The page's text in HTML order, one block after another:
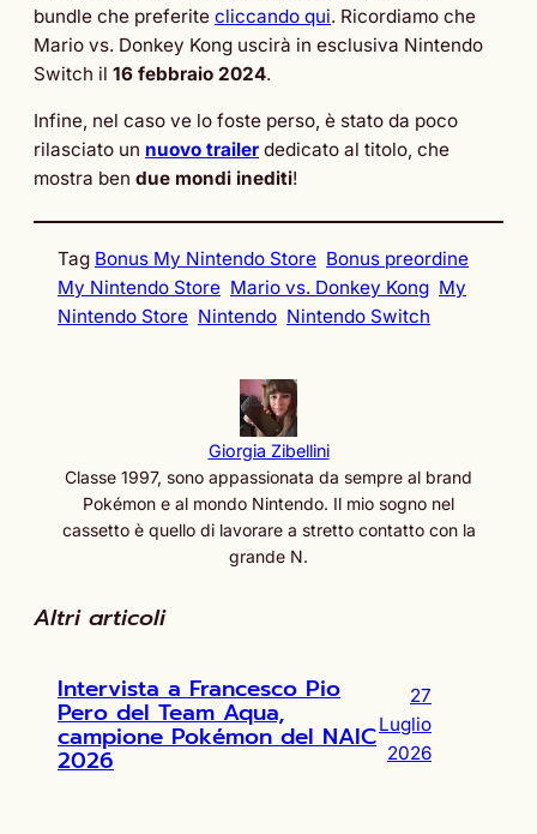
bundle che preferite cliccando qui. Ricordiamo che
Mario vs. Donkey Kong uscirà in esclusiva Nintendo
Switch il 16 febbraio 2024.
Infine, nel caso ve lo foste perso, è stato da poco
rilasciato un nuovo trailer dedicato al titolo, che
mostra ben due mondi inediti!
Tag Bonus My Nintendo Store Bonus preordine
My Nintendo Store Mario vs. Donkey Kong My
Nintendo Store Nintendo Nintendo Switch
Giorgia Zibellini
Classe 1997, sono appassionata da sempre al brand
Pokémon e al mondo Nintendo. Il mio sogno nel
cassetto è quello di lavorare a stretto contatto con la
grande N.
Altri articoli
Intervista a Francesco Pio
Pero del Team Aqua,
campione Pokémon del NAIC
2026
27
Luglio
2026